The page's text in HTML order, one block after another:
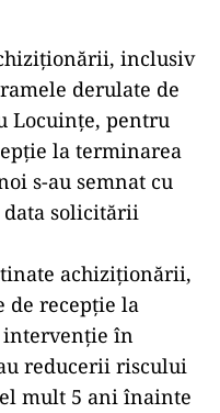
inclusiv
derulate de
Locuințe, pentru
la terminarea
s-au semnat cu
solicitării
achiziționării,
de recepție la
în
reducerii riscului
mult 5 ani înainte